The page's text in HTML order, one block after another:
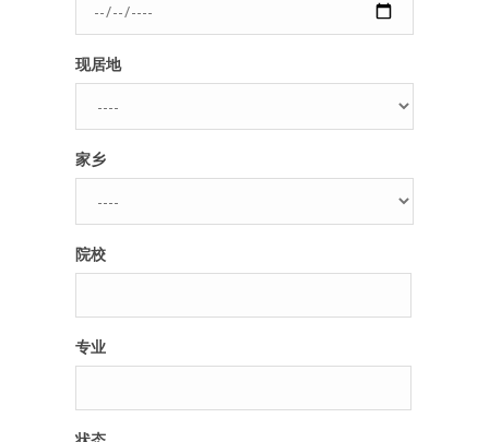
记住我的登录状态
没帐号？注册一个
现居地
家乡
院校
专业